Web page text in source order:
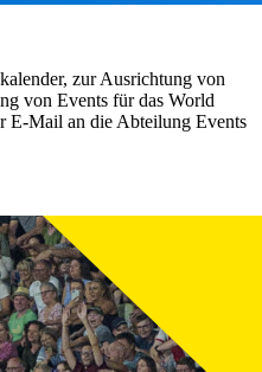
zur Ausrichtung von
von Events für das World
E-Mail an die Abteilung Events